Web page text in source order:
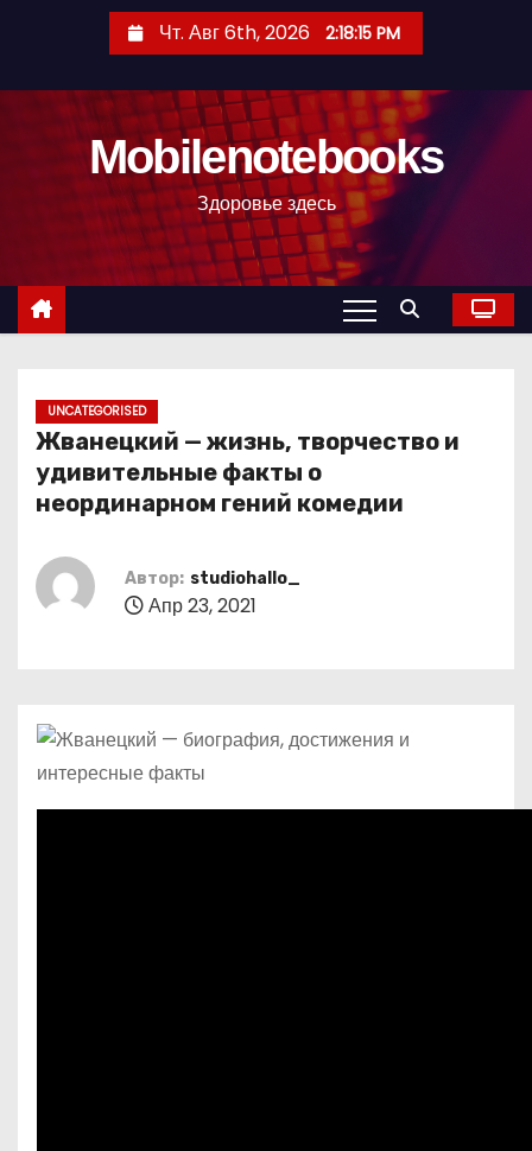
с
Чт. Авг 6th, 2026 2:18:17 PM
Mobilenotebooks
Здоровье здесь
UNCATEGORISED
Жванецкий — жизнь, творчество и
удивительные факты о
неординарном гений комедии
Автор: studiohallo_
Апр 23, 2021